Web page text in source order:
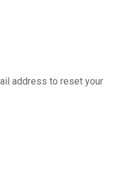
address to reset your